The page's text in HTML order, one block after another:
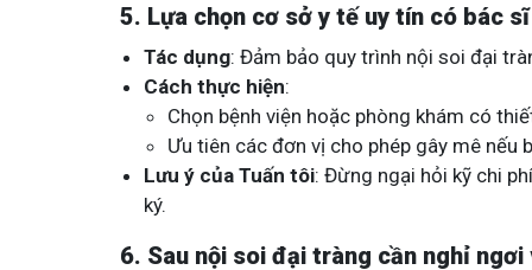
5. Lựa chọn cơ sở y tế uy tín có bác
Tác dụng: Đảm bảo quy trình nội soi đại
Cách thực hiện:
Chọn bệnh viện hoặc phòng khám có
Ưu tiên các đơn vị cho phép gây mê nếu
Lưu ý của Tuấn tôi: Đừng ngại hỏi kỹ chi
ký.
6. Sau nội soi đại tràng cần nghỉ